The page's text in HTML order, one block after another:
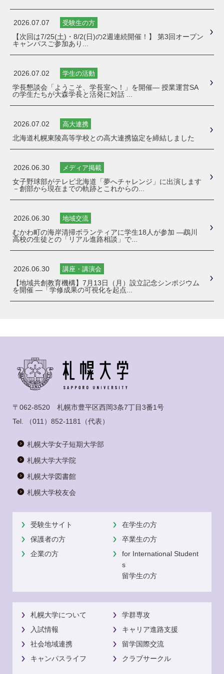
2026.07.07 受験生の方
【次回は7/25(土)・8/2(日)の2週連続開催！】 第3回オープン
キャンパスご参加あり...
2026.07.02 学生の活動
学長懇談会「ようこそ、学長室へ！」を開催― 授業運営SA
の学生たちが大森学長と活発に対話 ...
2026.07.02 高大連携
北海道札幌東陵高等学校との高大連携協定を締結しました
2026.06.30 メディア掲載
女子野球部がテレビ北海道「夢へチャレンジ」に出演します
－創部から現在までの軌跡とこれからの...
2026.06.30 地域交流
むかわ町の海岸清掃ボランティアに学生18人が参加 ―鵡川
高校の生徒との「リアル進路相談」で...
2026.06.30 講座・講演会
【地域共創教育機構】7月13日（月）設立記念シンポジウム
を開催 ―「学修成果の可視化を起点...
〒062-8520 札幌市豊平区西岡3条7丁目3番1号
Tel.
（011）852-1181 （代表）
札幌大学女子短期大学部
札幌大学大学院
札幌大学図書館
札幌大学校友会
受験生サイト
在学生の方
保護者の方
卒業生の方
企業の方
for International Student
s
留学生の方
札幌大学について
学群専攻
入試情報
キャリア進路支援
社会地域連携
留学国際交流
キャンパスライフ
クラブサークル